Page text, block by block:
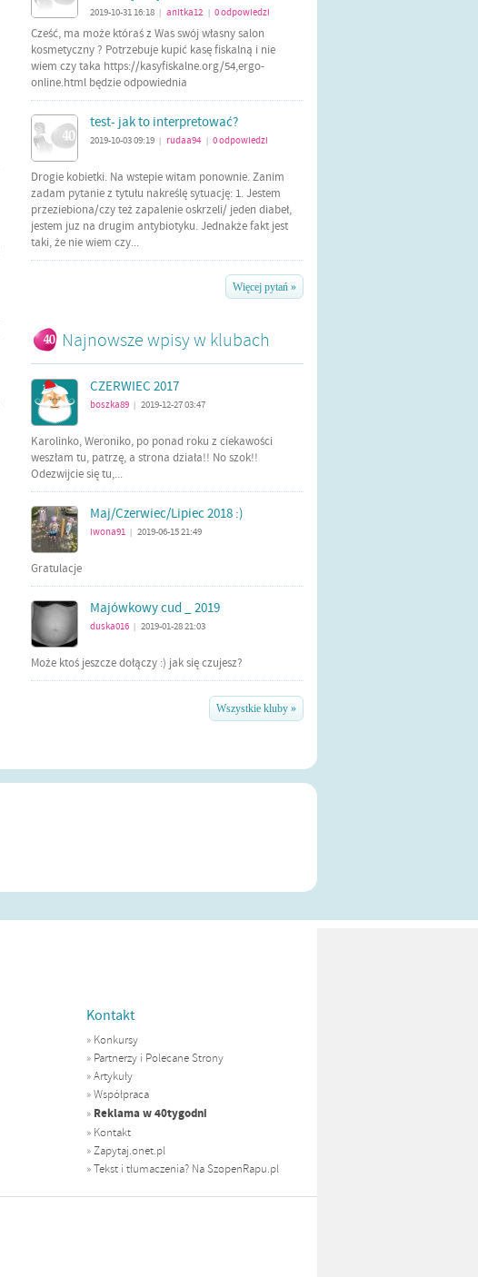
2019-10-31 16:18 anitka12 0odpowiedzi
Cześć, ma może któraś z Was swój własny salon
kosmetyczny ? Potrzebuje kupić kasę fiskalną i nie
wiem czy taka https://kasyfiskalne.org/54,ergo-
online.html będzie odpowiednia
test- jak to interpretować?
2019-10-03 09:19 rudaa94 0odpowiedzi
Drogie kobietki. Na wstepie witam ponownie. Zanim
zadam pytanie z tytułu nakreślę sytuację: 1. Jestem
przeziebiona/czy też zapalenie oskrzeli/ jeden diabeł,
jestem juz na drugim antybiotyku. Jednakże fakt jest
taki, że nie wiem czy...
Więcej pytań »
Najnowsze wpisy w klubach
CZERWIEC 2017
boszka89 2019-12-27 03:47
Karolinko, Weroniko, po ponad roku z ciekawości
weszłam tu, patrzę, a strona działa!! No szok!!
Odezwijcie się tu,...
Maj/Czerwiec/Lipiec 2018 :)
iwona91 2019-06-15 21:49
Gratulacje
Majówkowy cud _ 2019
duska016 2019-01-28 21:03
Może ktoś jeszcze dołączy :) jak się czujesz?
Wszystkie kluby »
Kontakt
» Konkursy
» Partnerzy i Polecane Strony
»Artykuły
»Współpraca
» Reklama w 40tygodni
» Kontakt
»Zapytaj.onet.pl
»Tekst i tłumaczenia? Na SzopenRapu.pl